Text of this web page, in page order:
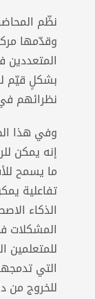
نظّم
المتعددين
بشكلٍ قيّم
نظرائهم
وفي هذا
إنه يمكن
ما يسمح
تفاعلية
الذكاء
المشكلات
للمتعلمين
التي
للخروج من